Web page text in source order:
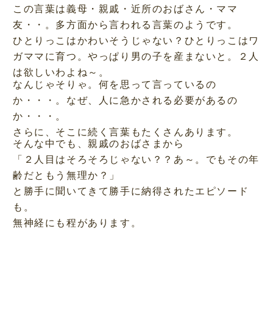
この言葉は義母・親戚・近所のおばさん・ママ
友・・。多方面から言われる言葉のようです。
ひとりっこはかわいそうじゃない？ひとりっこはワ
ガママに育つ。やっぱり男の子を産まないと。２人
は欲しいわよね～。
なんじゃそりゃ。何を思って言っているの
か・・・。なぜ、人に急かされる必要があるの
か・・・。
さらに、そこに続く言葉もたくさんあります。
そんな中でも、親戚のおばさまから
「２人目はそろそろじゃない？？あ～。でもその年
齢だともう無理か？」
と勝手に聞いてきて勝手に納得されたエピソード
も。
無神経にも程があります。